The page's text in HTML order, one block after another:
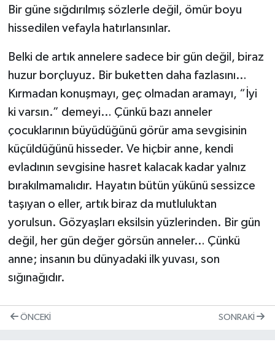
Bir güne sığdırılmış sözlerle değil, ömür boyu
hissedilen vefayla hatırlansınlar.
Belki de artık annelere sadece bir gün değil, biraz
huzur borçluyuz. Bir buketten daha fazlasını…
Kırmadan konuşmayı, geç olmadan aramayı, “İyi
ki varsın.” demeyi… Çünkü bazı anneler
çocuklarının büyüdüğünü görür ama sevgisinin
küçüldüğünü hisseder. Ve hiçbir anne, kendi
evladının sevgisine hasret kalacak kadar yalnız
bırakılmamalıdır. Hayatın bütün yükünü sessizce
taşıyan o eller, artık biraz da mutluluktan
yorulsun. Gözyaşları eksilsin yüzlerinden. Bir gün
değil, her gün değer görsün anneler… Çünkü
anne; insanın bu dünyadaki ilk yuvası, son
sığınağıdır.
ÖNCEKI SONRAKI